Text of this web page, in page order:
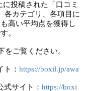
に投稿された「口コミ
各カテゴリ、各項目に
高い平均点を獲得し
。
ご覧ください。
ト： https://boxil.jp/awa
式サイト： https://boxi